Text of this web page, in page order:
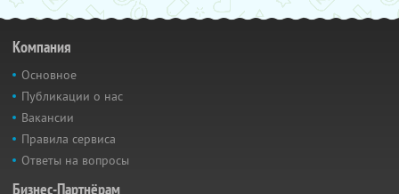
Компания
Основное
Публикации о нас
Вакансии
Правила сервиса
Ответы на вопросы
Бизнес-Партнёрам